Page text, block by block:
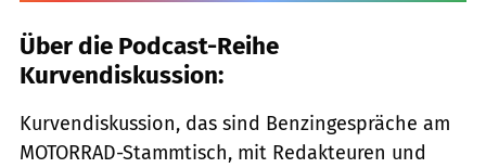
Über die Podcast-Reihe
Kurvendiskussion:
Kurvendiskussion, das sind Benzingespräche am
MOTORRAD-Stammtisch, mit Redakteuren und